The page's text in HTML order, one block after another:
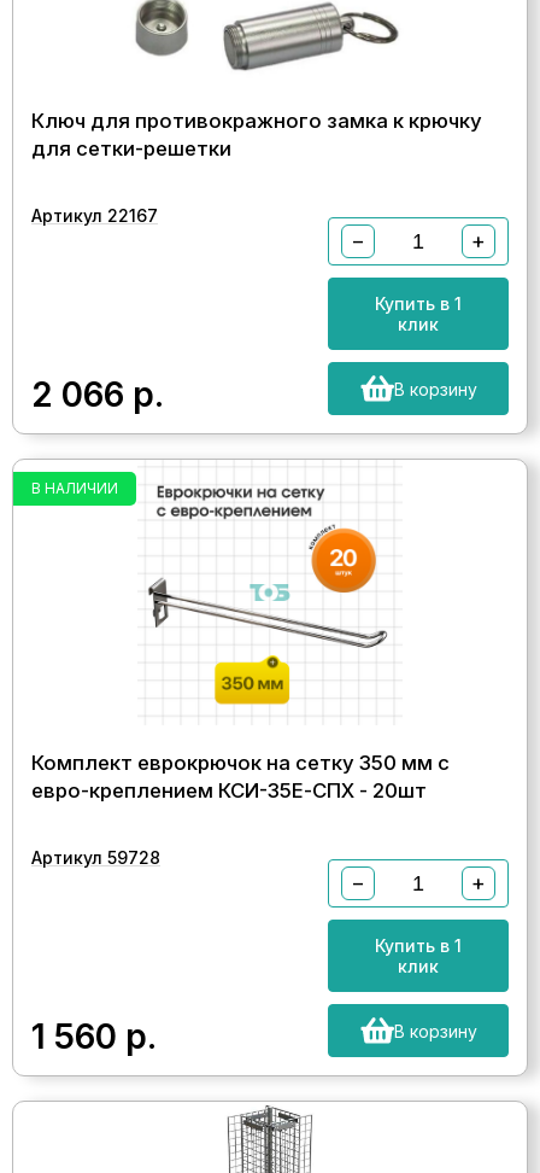
Ключ для противокражного замка к крючку
для сетки-решетки
Артикул 22167
2 066 р.
− +
Купить в 1
клик
В корзину
В НАЛИЧИИ
Комплект еврокрючок на сетку 350 мм с
евро-креплением КСИ-35Е-СПХ - 20шт
Артикул 59728
1 560 р.
− +
Купить в 1
клик
В корзину